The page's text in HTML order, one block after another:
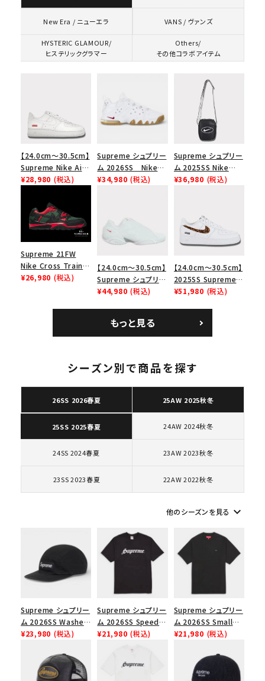
キーワードから探す
人気ワード 2026SS 2025AW 2025SS
Tシャツ・ロングスリーブ
キャップ・ハット
パーカー・クルーネック
並び順
価格から探す
円 ～
在庫のない商品を表示する
New Era / ニューエラ VANS / ヴァンズ
HYSTERIC GLAMOUR/
ヒステリックグラマー
Others/
その他コラボアイテム
【24.0cm～30.5cm】
Supreme Nike Air
Force 1 Low シュプ
ース１スニーカー シ
ューズ ホワイト
¥28,980 (税込)
Supreme シュプリー
ム 2026SS Nike
SB Air Max 2 CB 94
¥34,980 (税込)
Supreme シュプリー
ム 2025SS Nike
Leather Shoulder
¥36,980 (税込)
Supreme 21FW
Nike Cross Trainer
Low ナイキクロスト
¥26,980 (税込)
【24.0cm～30.5cm】
Supreme シュプリー
ム 2023AW Nike
カー ホワイト 白
¥44,980 (税込)
【24.0cm～30.5cm】
2025SS Supreme
GOODENOUGH
ムグッドイナフ ナイキ
エアフォース１スニー
ト
¥51,980 (税込)
もっと見る
シーズン別で商品を探す
26SS 2026春夏 25AW 2025秋冬
25SS 2025春夏 24AW 2024秋冬
24SS 2024春夏 23AW 2023秋冬
23SS 2023春夏 22AW 2022秋冬
他のシーズンを見る keyboard_arrow_down
Supreme シュプリー
ム 2026SS Washed
Chino Twill Camp
ノツイル キャンプキャ
ップ ブラック
¥23,980 (税込)
Supreme シュプリー
ム 2026SS Speed
Tee スピードTシャツ
¥21,980 (税込)
Supreme シュプリー
ム 2026SS Small
Box Tee スモールボ
¥21,980 (税込)